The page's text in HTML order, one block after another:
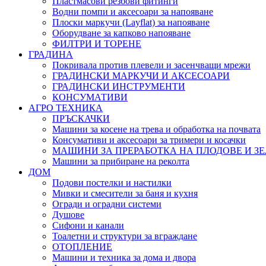
Водни помпи и аксесоари за напояване
Плоски маркучи (Layflat) за напояване
Оборудване за капково напояване
ФИЛТРИ И ТОРЕНЕ
ГРАДИНА
Покривала против плевели и засенчващи мрежи
ГРАДИНСКИ МАРКУЧИ И АКСЕСОАРИ
ГРАДИНСКИ ИНСТРУМЕНТИ
КОНСУМАТИВИ
АГРО ТЕХНИКА
ПРЪСКАЧКИ
Машини за косене на трева и обработка на почвата
Консумативи и аксесоари за тримери и косачки
МАШИНИ ЗА ПРЕРАБОТКА НА ПЛОДОВЕ И
Машини за прибиране на реколта
ДОМ
Подови постелки и настилки
Мивки и смесители за баня и кухня
Огради и оградни системи
Душове
Сифони и канали
Тоалетни и структури за вграждане
ОТОПЛЕНИЕ
Машини и техника за дома и двора